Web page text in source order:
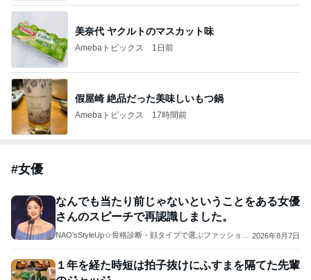
美奈代 ヤクルトのマスカット味
Amebaトピックス 1日前
假屋崎 絶品だった美味しいもつ鍋
Amebaトピックス 17時間前
#女優
なんでも当たり前じゃないということをある女優
さんのスピーチで再認識しました。
NAO'sStyleUp☆骨格診断・顔タイプで選ぶファッション
2026年8月7日
１年を経た時短は拍子抜けにふすまを隔てた先輩